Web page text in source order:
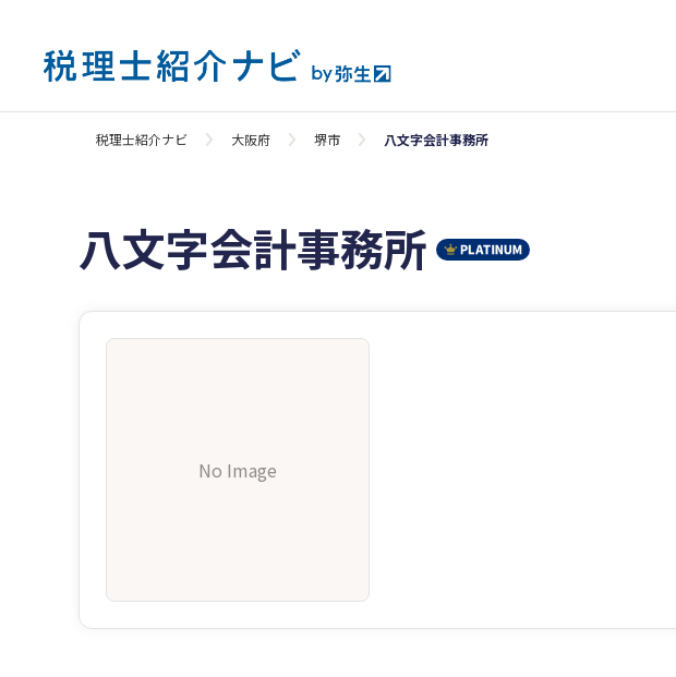
税理士紹介ナビ 大阪府 堺市 八文字会計事務所
八文字会計事務所
No Image